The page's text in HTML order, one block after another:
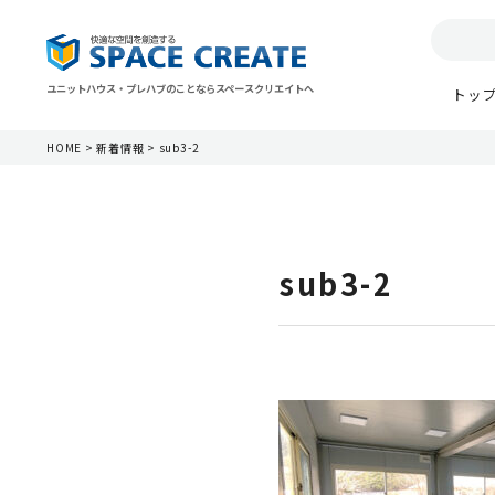
ユニットハウス・プレハブのことならスペースクリエイトへ トッ
HOME >新着情報 > sub3-2
sub3-2